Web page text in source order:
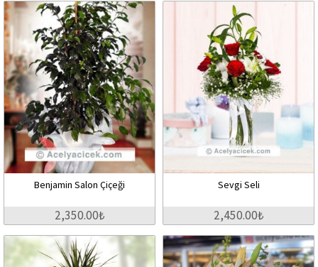
Benjamin Salon Çiçeği
2,350.00₺
Sevgi Seli
2,450.00₺